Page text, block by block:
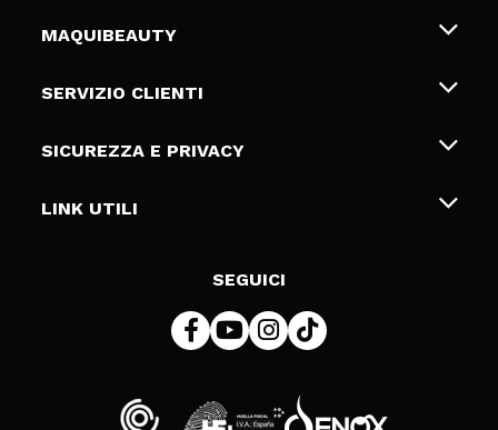
MAQUIBEAUTY
Chi siamo
Gift Cards
SERVIZIO CLIENTI
Spedizioni & Resi
Metodi di pagamamento
SICUREZZA E PRIVACY
Termini e condizioni
LINK UTILI
SEGUICI